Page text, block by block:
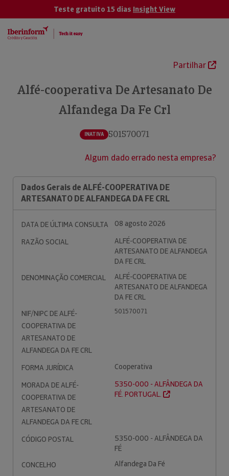
Teste gratuito 15 dias Insight View
Partilhar
Alfé-cooperativa De Artesanato De
Alfandega Da Fe Crl
INATIVA 501570071
Algum dado errado nesta empresa?
Dados Gerais de ALFÉ-COOPERATIVA DE
ARTESANATO DE ALFANDEGA DA FE CRL
DATA DE ÚLTIMA CONSULTA
08 agosto 2026
RAZÃO SOCIAL
ALFÉ-COOPERATIVA DE
ARTESANATO DE ALFANDEGA
DA FE CRL
DENOMINAÇÃO COMERCIAL
ALFÉ-COOPERATIVA DE
ARTESANATO DE ALFANDEGA
DA FE CRL
NIF/NIPC DE ALFÉ-
COOPERATIVA DE
ARTESANATO DE
ALFANDEGA DA FE CRL
501570071
FORMA JURÍDICA
Cooperativa
MORADA DE ALFÉ-
COOPERATIVA DE
ARTESANATO DE
ALFANDEGA DA FE CRL
5350-000 - ALFÂNDEGA DA
FÉ. PORTUGAL.
CÓDIGO POSTAL
5350-000 - ALFÂNDEGA DA
FÉ
CONCELHO
Alfandega Da Fé